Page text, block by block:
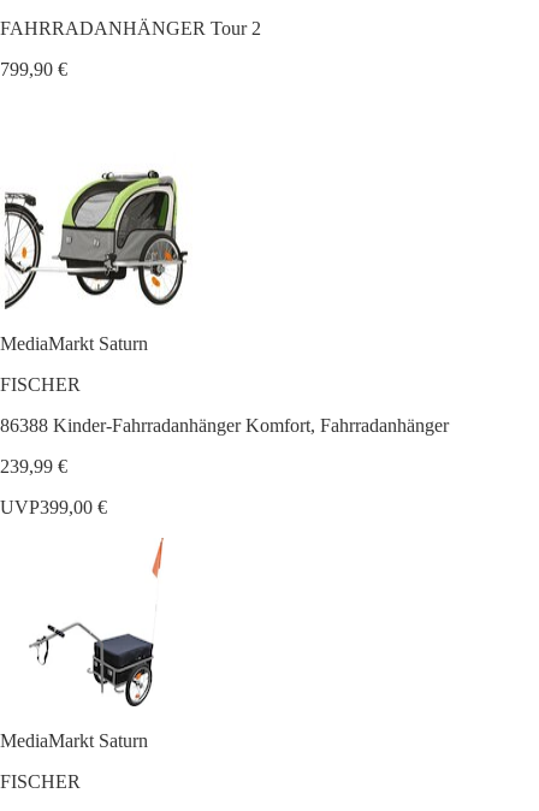
FAHRRADANHÄNGER Tour 2
799,90 €
MediaMarkt Saturn
FISCHER
86388 Kinder-Fahrradanhänger Komfort, Fahrradanhänger
239,99 €
UVP399,00 €
MediaMarkt Saturn
FISCHER